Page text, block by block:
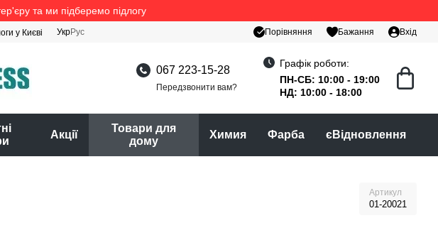
та ми підберемо підлогу
у Києві УкрРус Порівняння Бажання Вхід
067 223-15-28
Передзвонити вам?
Графік роботи:
ПН-СБ: 10:00 - 19:00
НД: 10:00 - 18:00
Акції
Товари для
дому
Химия Фарба єВідновлення
Артикул
01-20021